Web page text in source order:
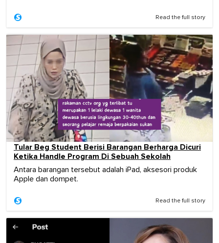
Read the full story
Tular Beg Student Berisi Barangan Berharga Dicuri
Ketika Handle Program Di Sebuah Sekolah
Antara barangan tersebut adalah iPad, aksesori produk
Apple dan dompet.
Read the full story